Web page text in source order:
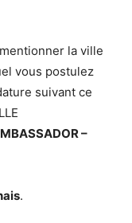
la ville
vous postulez
suivant ce
–
.